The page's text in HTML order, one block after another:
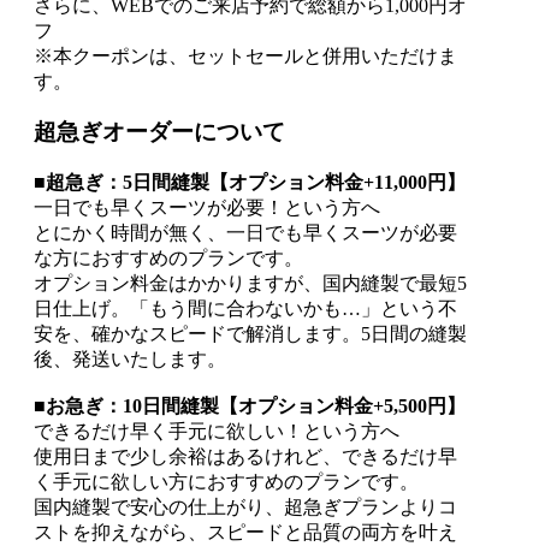
さらに、WEBでのご来店予約で総額から1,000円オ
フ
※本クーポンは、セットセールと併用いただけま
す。
超急ぎオーダーについて
■超急ぎ：5日間縫製【オプション料金+11,000円】
一日でも早くスーツが必要！という方へ
とにかく時間が無く、一日でも早くスーツが必要
な方におすすめのプランです。
オプション料金はかかりますが、国内縫製で最短5
日仕上げ。「もう間に合わないかも…」という不
安を、確かなスピードで解消します。5日間の縫製
後、発送いたします。
■お急ぎ：10日間縫製【オプション料金+5,500円】
できるだけ早く手元に欲しい！という方へ
使用日まで少し余裕はあるけれど、できるだけ早
く手元に欲しい方におすすめのプランです。
国内縫製で安心の仕上がり、超急ぎプランよりコ
ストを抑えながら、スピードと品質の両方を叶え